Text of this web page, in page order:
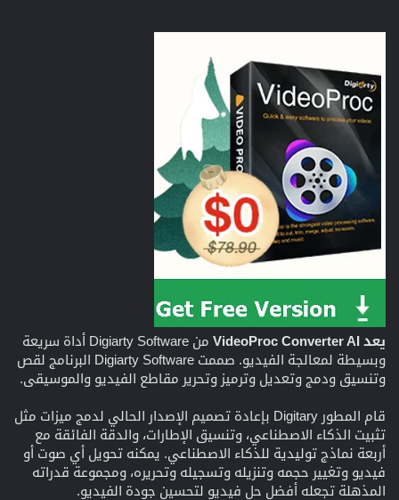
يعد VideoProc Converter AI
من Digiarty Software أداة سريعة
وبسيطة لمعالجة الفيديو. صممت Digiarty Software البرنامج لقص
وتنسيق ودمج وتعديل وترميز وتحرير مقاطع الفيديو والموسيقى.
قام المطور Digitary بإعادة تصميم الإصدار الحالي لدمج ميزات مثل
تثبيت الذكاء الاصطناعي، وتنسيق الإطارات، والدقة الفائقة مع
أربعة نماذج توليدية للذكاء الاصطناعي. يمكنه تحويل أي صوت أو
فيديو وتغيير حجمه وتنزيله وتسجيله وتحريره، ومجموعة قدراته
المذهلة تجعله أفضل حل فيديو لتحسين جودة الفيديو.